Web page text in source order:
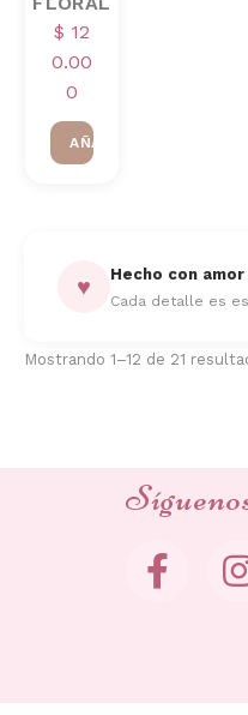
$ 12
0.00
0
AÑADIR AL CARRITO
♥ Hecho con amor
Cada detalle es
Mostrando 1–12 de 21